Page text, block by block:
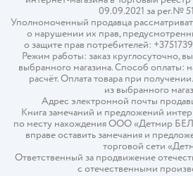
09.09.2021 за рег.№
Уполномоченный продавца
о нарушении их прав,
о защите прав потребителей:
Режим работы: заказ круглосуточно,
выбранного магазина. Способ оплаты:
расчёт. Оплата товара при
из выбранного
Адрес электронной почты
Книга замечаний и предложений
по месту нахождения ООО «Детмир
вправе оставить замечания и
торговой сети
Ответственный за продвижение
с отечественными